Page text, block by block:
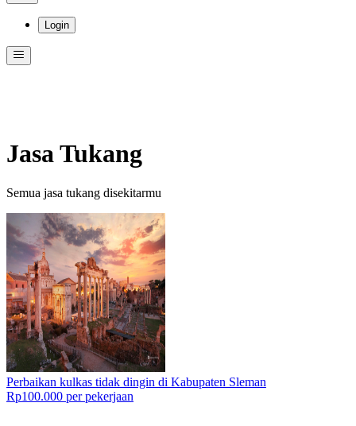
Login
Jasa Tukang
Semua jasa tukang disekitarmu
Perbaikan kulkas tidak dingin di Kabupaten Sleman
Rp100.000 per pekerjaan